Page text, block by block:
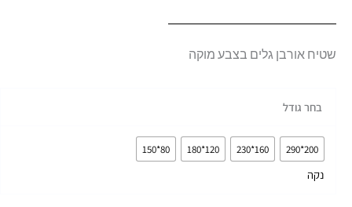
שטיח אורבן גלים בצבע מוקה
בחר גודל
200*290
160*230
120*180
80*150
נקה
שטיח
אורבן
גלים